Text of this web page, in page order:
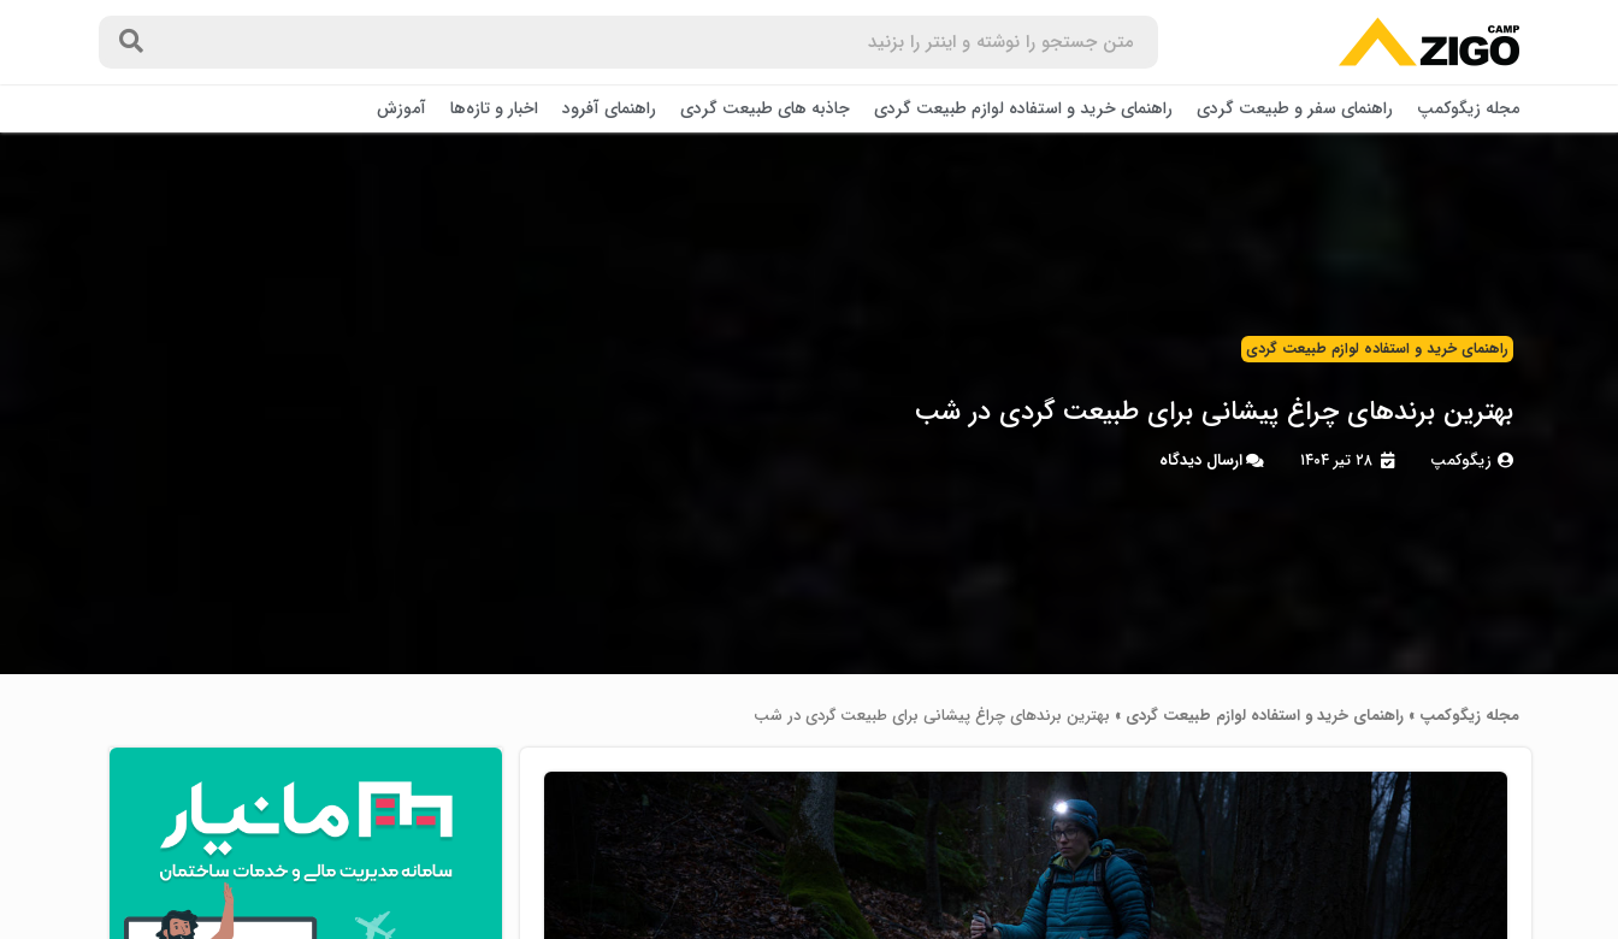
مجله زیگوکمپ راهنمای سفر و طبیعت گردی راهنمای خرید و استفاده لوازم طبیعت ‌گردی جاذبه های طبیعت گردی راهنمای آفرود اخبار و تازه‌ها آموزش
راهنمای خرید و استفاده لوازم طبیعت ‌گردی
بهترین برندهای چراغ پیشانی برای طبیعت گردی در شب
زیگوکمپ ۲۸ تیر ۱۴۰۴ ارسال دیدگاه
مجله زیگوکمپ » راهنمای خرید و استفاده لوازم طبیعت ‌گردی » بهترین برندهای چراغ پیشانی برای طبیعت گردی در شب